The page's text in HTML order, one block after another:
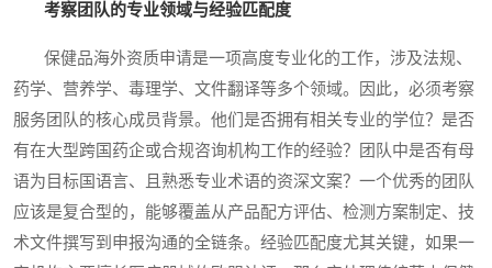
考察团队的专业领域与经验匹配度
保健品海外资质申请是一项高度专业化的工作，涉及法规、
药学、营养学、毒理学、文件翻译等多个领域。因此，必须考察
服务团队的核心成员背景。他们是否拥有相关专业的学位？是否
有在大型跨国药企或合规咨询机构工作的经验？团队中是否有母
语为目标国语言、且熟悉专业术语的资深文案？一个优秀的团队
应该是复合型的，能够覆盖从产品配方评估、检测方案制定、技
术文件撰写到申报沟通的全链条。经验匹配度尤其关键，如果一